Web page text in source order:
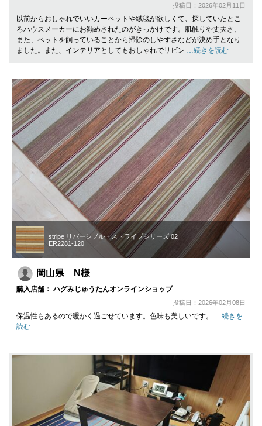
投稿日：2026年02月11日
以前からおしゃれでいいカーペットや絨毯が欲しくて、探していたとこ
ろハウスメーカーにお勧めされたのがきっかけです。肌触りや丈夫さ、
また、ペットを飼っていることから掃除のしやすさなどが決め手となり
ました。また、インテリアとしてもおしゃれでリビン …続きを読む
stripe リバーシブル・ストライプシリーズ 02
ER2281-120
岡山県 N様
購入店舗： ハグみじゅうたんオンラインショップ
投稿日：2026年02月08日
保温性もあるので暖かく過ごせています。色味も美しいです。 …続きを
読む